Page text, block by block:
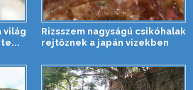
világ
Rizsszem nagyságú csikóhalak
rejtőznek a japán vizekben